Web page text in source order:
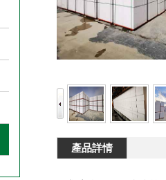
產品詳情